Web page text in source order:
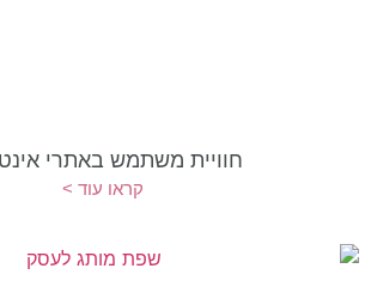
חוויית משתמש באתרי
קראו עוד >